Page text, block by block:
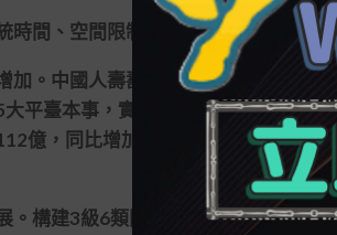
間、空間限制，拓展辦事觸達，向客
中國人壽壽險APP連續增加產物買
平臺本事，實現APP與及小步驟間一
億，同比增加21，月活超814萬，同
構建3級6類問法、62個語義模子、